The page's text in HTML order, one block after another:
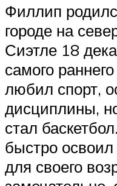
Филлип
городе на
Сиэтле 18
самого
любил спорт,
дисциплины,
стал
быстро освоил
для своего